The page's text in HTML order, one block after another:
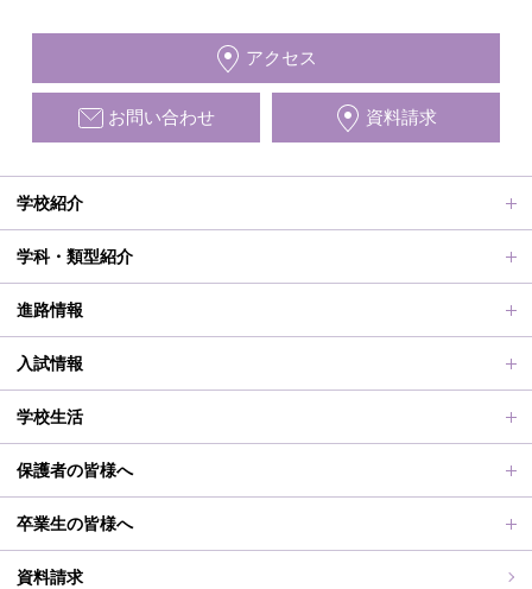
アクセス
お問い合わせ 資料請求
学校紹介
ごあいさつ、沿革
動画で見る学校案内、SUMIRE100-Fes
施設紹介
アクセス
め対策基本方針
学科・類型紹介
普通科Ⅱ類
普通科Ⅰ類
滋賀短での学び
進路情報
進路サポート
合格者メッセージ
進路実績
滋賀短期大学への推薦制度
入試情報
オープンスクール
オープンスクールレポート
2026年度（令和8年度）募集概要
過去の入試問題
学校生活
部活動、生徒会行事
制服紹介
海外研修旅行
保護者の皆様へ
保護者の皆様へ
PT通信
卒業生の皆様へ
各種証明書交付について
資料請求